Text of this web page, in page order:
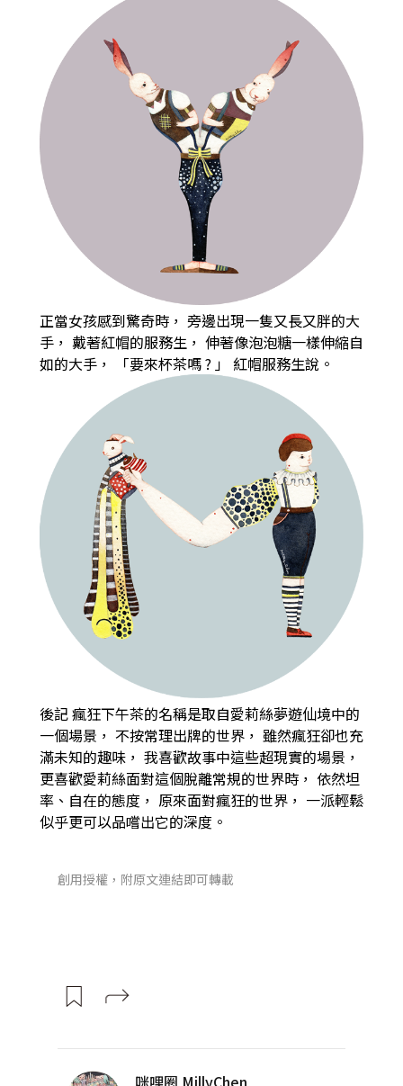
正當女孩感到驚奇時， 旁邊出現一隻又長又胖的大
手， 戴著紅帽的服務生， 伸著像泡泡糖一樣伸縮自
如的大手，
「要來杯茶嗎?」 紅帽服務生說。
後記瘋狂下午茶的名稱是取自愛莉絲夢遊仙境中的
一個場景， 不按常理出牌的世界， 雖然瘋狂卻也充
滿未知的趣味， 我喜歡故事中這些超現實的場景，
更喜歡愛莉絲面對這個脫離常規的世界時， 依然坦
率、自在的態度， 原來面對瘋狂的世界， 一派輕鬆
似乎更可以品嚐出它的深度。
創用授權，附原文連結即可轉載
咪哩圈 MillyChen